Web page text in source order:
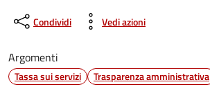
Condividi Vedi azioni
Argomenti
Tassa sui servizi Trasparenza amministrativa